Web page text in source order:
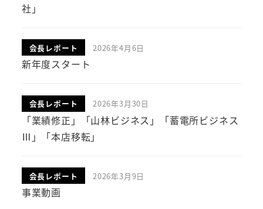
社」
新年度スタート
投稿日
2026年4月6日
会長レポート
「業績修正」「山林ビジネス」「蓄電所ビジネス
Ⅲ」「本店移転」
投稿日
2026年3月30日
会長レポート
事業動画
投稿日
2026年3月9日
会長レポート